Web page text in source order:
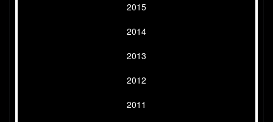
2015
2014
2013
2012
2011